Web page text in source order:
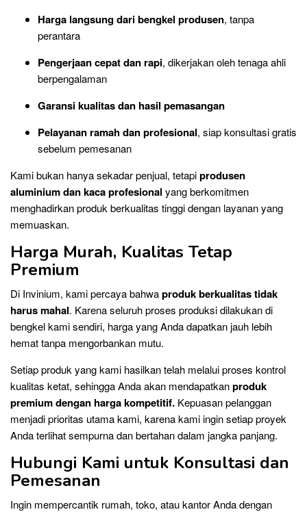
Harga langsung dari bengkel produsen, tanpa
perantara
Pengerjaan cepat dan rapi, dikerjakan oleh tenaga ahli
berpengalaman
Garansi kualitas dan hasil pemasangan
Pelayanan ramah dan profesional, siap konsultasi gratis
sebelum pemesanan
Kami bukan hanya sekadar penjual, tetapiprodusen
aluminium dan kaca profesional yang berkomitmen
menghadirkan produk berkualitas tinggi dengan layanan yang
memuaskan.
Harga Murah, Kualitas Tetap
Premium
Di Invinium, kami percaya bahwaproduk berkualitas tidak
harus mahal. Karena seluruh proses produksi dilakukan di
bengkel kami sendiri, harga yang Anda dapatkan jauh lebih
hemat tanpa mengorbankan mutu.
Setiap produk yang kami hasilkan telah melalui proses kontrol
kualitas ketat, sehingga Anda akan mendapatkanproduk
premium dengan harga kompetitif. Kepuasan pelanggan
menjadi prioritas utama kami, karena kami ingin setiap proyek
Anda terlihat sempurna dan bertahan dalam jangka panjang.
Hubungi Kami untuk Konsultasi dan
Pemesanan
Ingin mempercantik rumah, toko, atau kantor Anda dengan